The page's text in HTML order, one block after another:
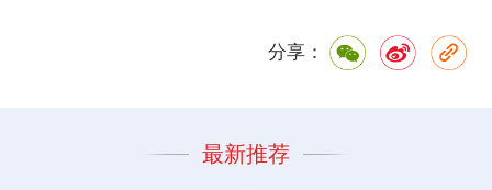
分享：
最新推荐